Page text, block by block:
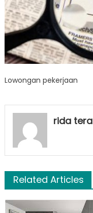
Lowongan pekerjaan
rida tera
Related Articles